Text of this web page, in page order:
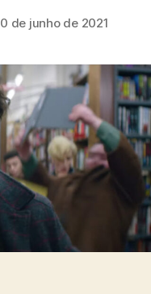
de junho de 2021